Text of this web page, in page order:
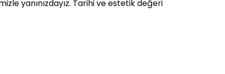
yanınızdayız. Tarihi ve estetik değeri